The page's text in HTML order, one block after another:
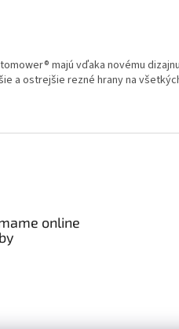
majú vďaka novému
a ostrejšie rezné hrany na
online